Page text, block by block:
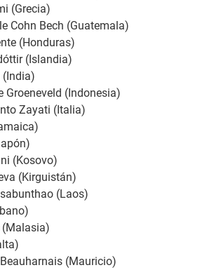
(Grecia)
Cohn Bech (Guatemala)
(Honduras)
(Islandia)
(India)
Groeneveld (Indonesia)
Zayati (Italia)
(Kosovo)
(Kirguistán)
(Laos)
(Malasia)
(Mauricio)